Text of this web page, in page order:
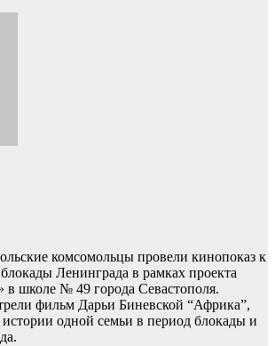
комсомольцы провели кинопоказ к
Ленинграда в рамках проекта
в школе № 49 города Севастополя.
фильм Дарьи Биневской “Африка”,
одной семьи в период блокады и